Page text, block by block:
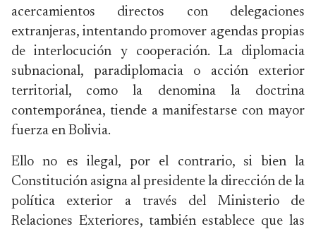
acercamientos directos con delegaciones
extranjeras, intentando promover agendas propias
de interlocución y cooperación. La diplomacia
subnacional, paradiplomacia o acción exterior
territorial, como la denomina la doctrina
contemporánea, tiende a manifestarse con mayor
fuerza en Bolivia.
Ello no es ilegal, por el contrario, si bien la
Constitución asigna al presidente la dirección de la
política exterior a través del Ministerio de
Relaciones Exteriores, también establece que las